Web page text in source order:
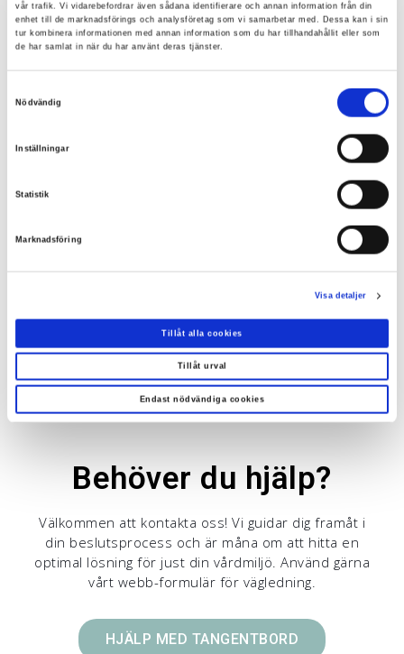
vår trafik. Vi vidarebefordrar även sådana identifierare och annan information från din
enhet till de marknadsförings och analysföretag som vi samarbetar med. Dessa kan i sin
tur kombinera informationen med annan information som du har tillhandahållit eller som
de har samlat in när du har använt deras tjänster.
Nödvändig
Inställningar
Statistik
Marknadsföring
Visa detaljer
Tillåt alla cookies
Tillåt urval
Endast nödvändiga cookies
Helt slät design
Enkel och snabb att sterilisera
Arbetstemperatur: -20ºC till +70ºC
2 års garanti
Artikelnummer: PS00674
Behöver du hjälp?
Välkommen att kontakta oss! Vi guidar dig framåt i
din beslutsprocess och är måna om att hitta en
optimal lösning för just din vårdmiljö. Använd gärna
vårt webb-formulär för vägledning.
HJÄLP MED TANGENTBORD